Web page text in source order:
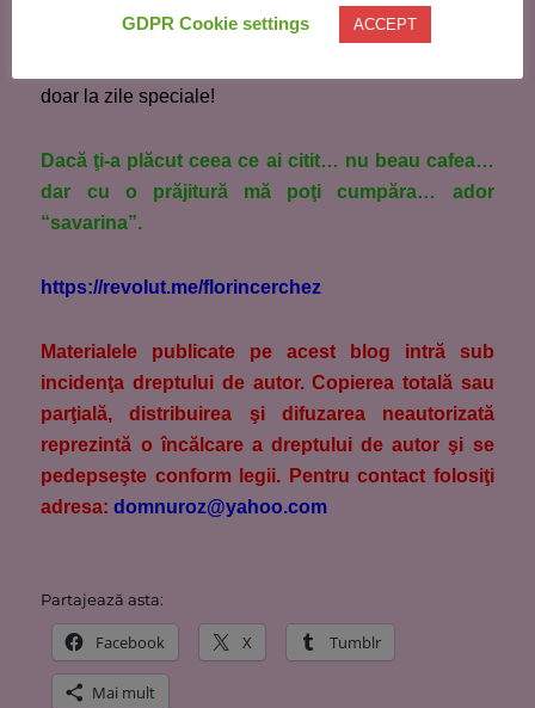
– Daaa… a fost cel mai frumos cadou… ai fost
doar la zile speciale!
Dacă ţi-a plăcut ceea ce ai citit… nu beau cafea…
dar cu o prăjitură mă poţi cumpăra… ador
“savarina”.
https://revolut.me/florincerchez
Materialele publicate pe acest blog intră sub
incidenţa dreptului de autor. Copierea totală sau
parţială, distribuirea şi difuzarea neautorizată
reprezintă o încălcare a dreptului de autor şi se
pedepseşte conform legii. Pentru contact folosiţi
adresa: domnuroz@yahoo.com
Partajează asta:
Facebook X Tumblr
Mai mult
GDPR Cookie settings ACCEPT